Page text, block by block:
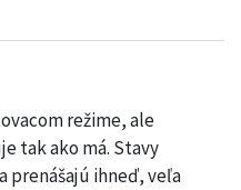
režime, ale
tak ako má. Stavy
prenášajú ihneď, veľa